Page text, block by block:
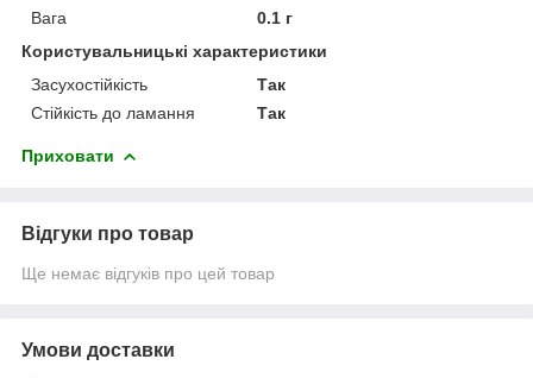
Вага
0.1 г
Користувальницькі характеристики
Засухостійкість
Так
Стійкість до ламання
Так
Приховати
Відгуки про товар
Ще немає відгуків про цей товар
Умови доставки